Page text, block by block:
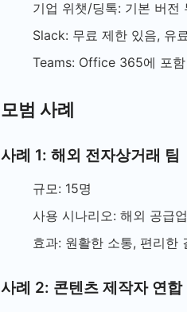
기업 위챗/딩톡: 기본 버전
Slack: 무료 제한 있음, 유
Teams: Office 365에 포함
모범 사례
사례 1: 해외 전자상거래 팀
규모: 15명
사용 시나리오: 해외 공급
효과: 원활한 소통, 편리한
사례 2: 콘텐츠 제작자 연합